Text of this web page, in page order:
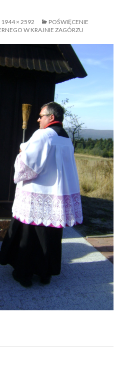
1944 × 2592
POŚWIĘCENIE
W KRAJNIE ZAGÓRZU